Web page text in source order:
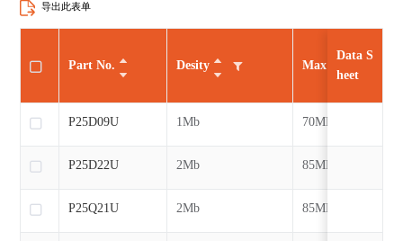
导出此表单
Desity Max CLK
1Mb 70MHz
2Mb 85MHz
2Mb 85MHz
Part No.
P25D09U
P25D22U
P25Q21U
Data S
heet